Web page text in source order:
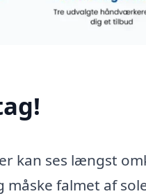
kan ses længst
falmet af